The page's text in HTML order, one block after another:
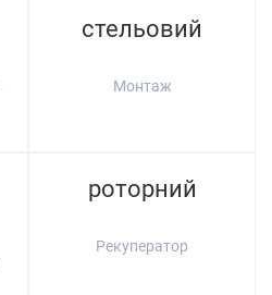
стельовий
Монтаж
роторний
Рекуператор